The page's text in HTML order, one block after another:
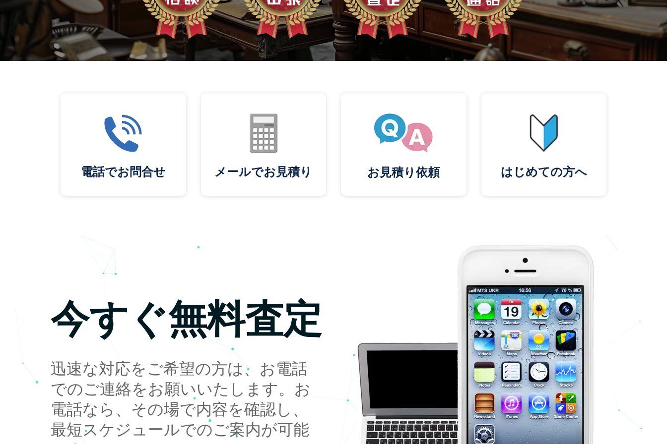
電話でお問合せ メールでお見積り お見積り依頼 はじめての方へ
今すぐ無料査定
迅速な対応をご希望の方は、お電話
でのご連絡をお願いいたします。お
電話なら、その場で内容を確認し、
最短スケジュールでのご案内が可能